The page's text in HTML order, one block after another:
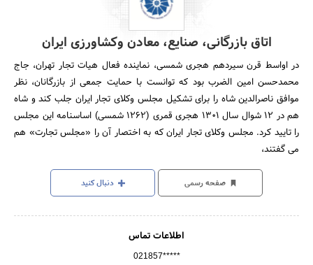
اتاق بازرگانی، صنایع، معادن وکشاورزی ایران
در اواسط قرن سیردهم هجری شمسی، نماینده فعال هیات تجار تهران، جاج
محمدحسن امین الضرب بود که توانست با حمایت جمعی از بازرگانان، نظر
موافق ناصرالدین شاه را برای تشکیل مجلس وکلای تجار ایران جلب کند و شاه
هم در 12 شوال سال 1301 هجری قمری (1262 شمسی) اساسنامه این مجلس
را تایید کرد. مجلس وکلای تجار ایران که به اختصار آن را «مجلس تجارت» هم
می گفتند،
صفحه رسمی دنبال کنید
اطلاعات تماس
021857*****